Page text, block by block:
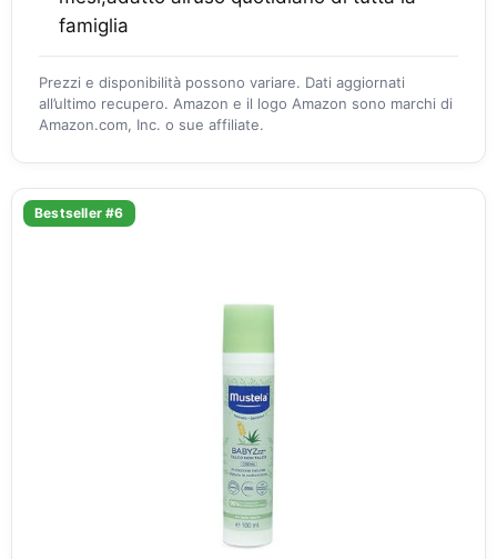
famiglia
Prezzi e disponibilità possono variare. Dati aggiornati
all’ultimo recupero. Amazon e il logo Amazon sono marchi di
Amazon.com, Inc. o sue affiliate.
Bestseller #6